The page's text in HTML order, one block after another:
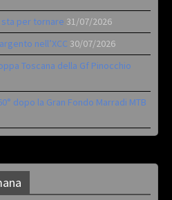
sta per tornare 31/07/2026
nell’XCC 30/07/2026
Toscana della Gf Pinocchio
dopo la Gran Fondo Marradi MTB